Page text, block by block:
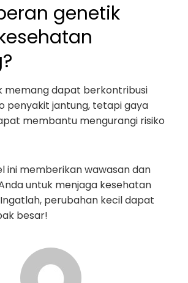
genetik
memang dapat berkontribusi
penyakit jantung, tetapi gaya
membantu mengurangi risiko
ini memberikan wawasan dan
untuk menjaga kesehatan
perubahan kecil dapat
besar!